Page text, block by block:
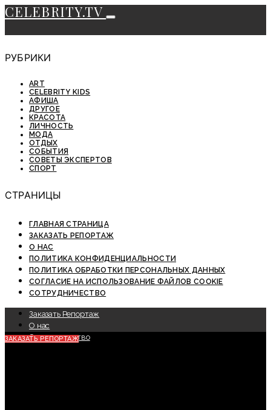
CELEBRITY.TV
РУБРИКИ
ART
CELEBRITY KIDS
АФИША
ДРУГОЕ
КРАСОТА
ЛИЧНОСТЬ
МОДА
ОТДЫХ
СОБЫТИЯ
СОВЕТЫ ЭКСПЕРТОВ
СПОРТ
СТРАНИЦЫ
ГЛАВНАЯ СТРАНИЦА
ЗАКАЗАТЬ РЕПОРТАЖ
О НАС
ПОЛИТИКА КОНФИДЕНЦИАЛЬНОСТИ
ПОЛИТИКА ОБРАБОТКИ ПЕРСОНАЛЬНЫХ ДАННЫХ
СОГЛАСИЕ НА ИСПОЛЬЗОВАНИЕ ФАЙЛОВ COOKIE
СОТРУДНИЧЕСТВО
Заказать Репортаж
О нас
Сотрудничество
ЗАКАЗАТЬ РЕПОРТАЖ